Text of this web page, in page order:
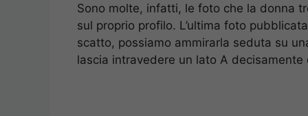
Sono molte, infatti, le foto che la donna
sul proprio profilo. L’ultima foto
scatto, possiamo ammirarla seduta su
lascia intravedere un lato A decisamente